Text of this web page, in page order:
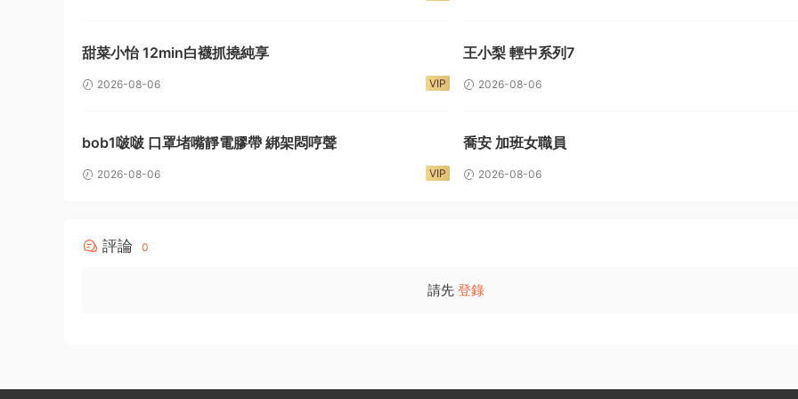
甜菜小怡 12min白襪抓撓純享
2026-08-06 VIP
王小梨 輕中系列7
2026-08-06
bob1啵啵 口罩堵嘴靜電膠帶 綁架悶哼聲
2026-08-06 VIP
喬安 加班女職員
2026-08-06
評論 0
請先 登錄